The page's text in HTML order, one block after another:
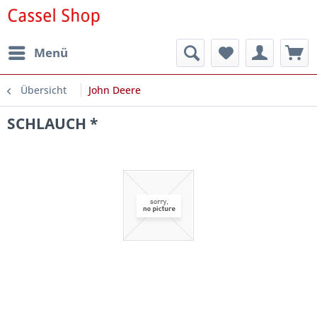
Menü
Übersicht John Deere
SCHLAUCH *